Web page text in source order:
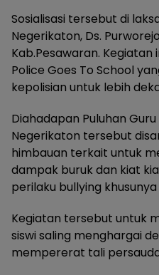
Sosialisasi tersebut di
Negerikaton, Ds.
Kab.Pesawaran.
Police Goes To School
kepolisian untuk lebih
Diahadapan Puluhan Guru
Negerikaton tersebut
himbauan terkait untuk
dampak buruk dan kiat
perilaku bullying
Kegiatan tersebut untuk
siswi saling menghargai
mempererat tali